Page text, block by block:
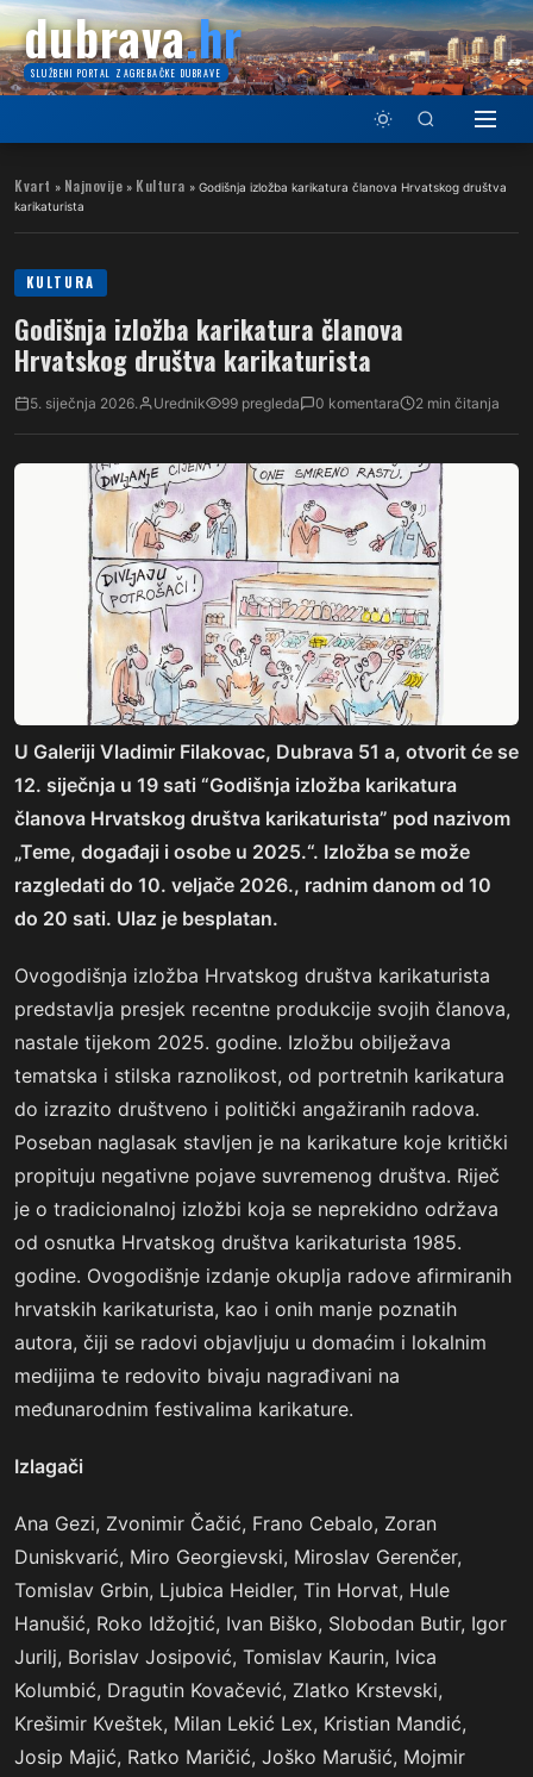
dubrava.hr
SLUŽBENI PORTAL ZAGREBAČKE DUBRAVE
Kvart » Najnovije » Kultura » Godišnja izložba karikatura članova Hrvatskog društva
karikaturista
KULTURA
Godišnja izložba karikatura članova
Hrvatskog društva karikaturista
5. siječnja 2026. Urednik 99 pregleda 0 komentara 2 min čitanja
U Galeriji Vladimir Filakovac, Dubrava 51 a, otvorit će se
12. siječnja u 19 sati “Godišnja izložba karikatura
članova Hrvatskog društva karikaturista” pod nazivom
„Teme, događaji i osobe u 2025.“. Izložba se može
razgledati do 10. veljače 2026., radnim danom od 10
do 20 sati. Ulaz je besplatan.
Ovogodišnja izložba Hrvatskog društva karikaturista
predstavlja presjek recentne produkcije svojih članova,
nastale tijekom 2025. godine. Izložbu obilježava
tematska i stilska raznolikost, od portretnih karikatura
do izrazito društveno i politički angažiranih radova.
Poseban naglasak stavljen je na karikature koje kritički
propituju negativne pojave suvremenog društva. Riječ
je o tradicionalnoj izložbi koja se neprekidno održava
od osnutka Hrvatskog društva karikaturista 1985.
godine. Ovogodišnje izdanje okuplja radove afirmiranih
hrvatskih karikaturista, kao i onih manje poznatih
autora, čiji se radovi objavljuju u domaćim i lokalnim
medijima te redovito bivaju nagrađivani na
međunarodnim festivalima karikature.
Izlagači
Ana Gezi, Zvonimir Čačić, Frano Cebalo, Zoran
Duniskvarić, Miro Georgievski, Miroslav Gerenčer,
Tomislav Grbin, Ljubica Heidler, Tin Horvat, Hule
Hanušić, Roko Idžojtić, Ivan Biško, Slobodan Butir, Igor
Jurilj, Borislav Josipović, Tomislav Kaurin, Ivica
Kolumbić, Dragutin Kovačević, Zlatko Krstevski,
Krešimir Kveštek, Milan Lekić Lex, Kristian Mandić,
Josip Majić, Ratko Maričić, Joško Marušić, Mojmir